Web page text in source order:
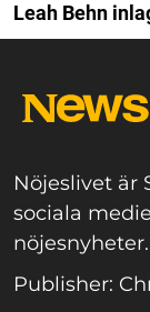
Leah Behn
Nöjeslivet är
sociala
nöjesnyheter.
Publisher: